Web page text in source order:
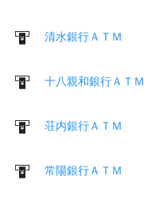
清水銀行ＡＴＭ
十八親和銀行ＡＴＭ
荘内銀行ＡＴＭ
常陽銀行ＡＴＭ